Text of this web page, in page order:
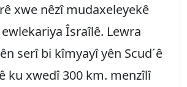
xwe nêzî mudaxeleyekê
ewlekariya Îsraîlê. Lewra
serî bi kîmyayî yên Scud´ê
ku xwedî 300 km. menzîlî